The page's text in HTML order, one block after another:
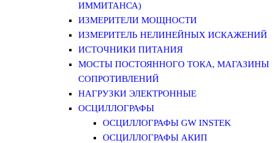
ИММИТАНСА)
ИЗМЕРИТЕЛИ МОЩНОСТИ
ИЗМЕРИТЕЛЬ НЕЛИНЕЙНЫХ ИСКАЖЕНИЙ
ИСТОЧНИКИ ПИТАНИЯ
МОСТЫ ПОСТОЯННОГО ТОКА, МАГАЗИНЫ
СОПРОТИВЛЕНИЙ
НАГРУЗКИ ЭЛЕКТРОННЫЕ
ОСЦИЛЛОГРАФЫ
ОСЦИЛЛОГРАФЫ GW INSTEK
ОСЦИЛЛОГРАФЫ АКИП